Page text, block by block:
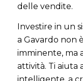
delle vendite.
Investire in un
a Gavardo non
imminente, ma
attività. Ti aiuta